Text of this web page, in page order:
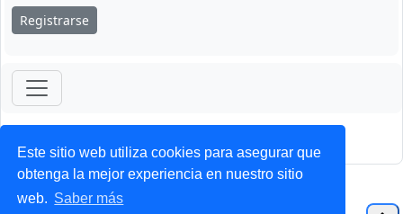
Este sitio web utiliza cookies para asegurar que
obtenga la mejor experiencia en nuestro sitio
web. Saber más
Registrarse
ForoClub 2025
Privacidad| Condiciones